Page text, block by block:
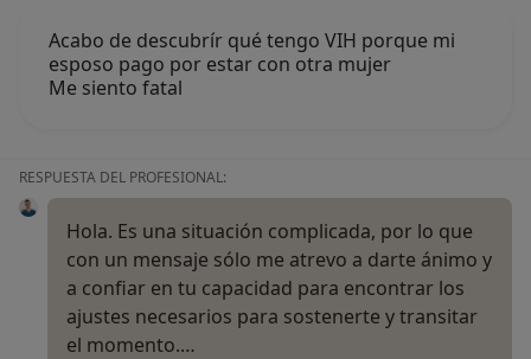
Acabo de descubrír qué tengo VIH porque mi
esposo pago por estar con otra mujer
Me siento fatal
RESPUESTA DEL PROFESIONAL:
Hola. Es una situación complicada, por lo que
con un mensaje sólo me atrevo a darte ánimo y
a confiar en tu capacidad para encontrar los
ajustes necesarios para sostenerte y transitar
el momento.…